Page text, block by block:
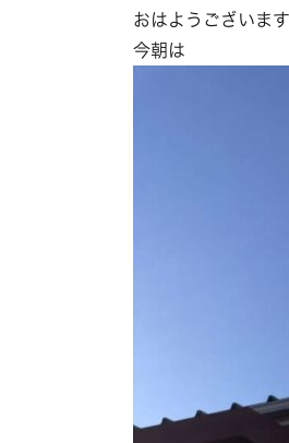
おはようございます
今朝は